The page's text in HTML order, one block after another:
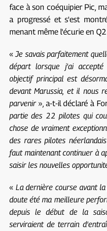
face à son coéquipier Pic,
a progressé et s'est
menant même l'écurie en
«Je savais parfaitement
départ lorsque j'ai
objectif principal est
devant Marussia, et il nous
parvenir», a-t-il déclaré à
partie des 22 pilotes qui
chose de vraiment
des rares pilotes
faut maintenant continuer à
saisir les nouvelles
« La dernière course avant la
doute été ma meilleure
depuis le début de la
serviraient de terrain